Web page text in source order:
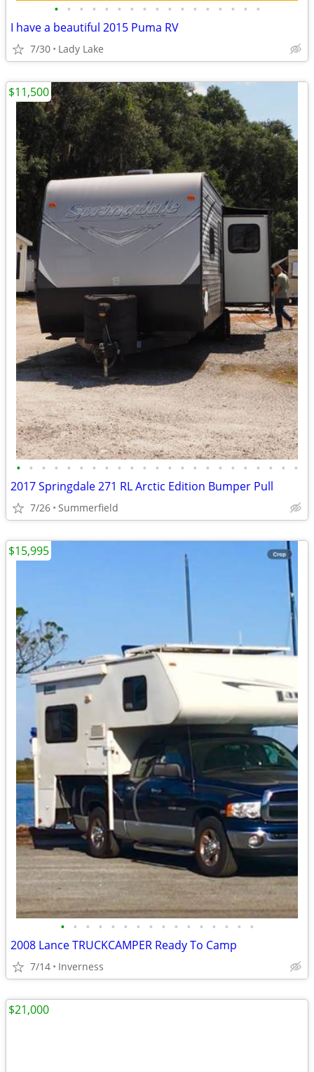
• • • • • • • • • • • • • • • • •
I have a beautiful 2015 Puma RV
7/30 Lady Lake
• • • • • • • • • • • • • • • • • • • • • • •
2017 Springdale 271 RL Arctic Edition Bumper Pull
7/26 Summerfield
$11,500
• • • • • • • • • • • • • • • •
2008 Lance TRUCKCAMPER Ready To Camp
7/14 Inverness
$15,995
$21,000